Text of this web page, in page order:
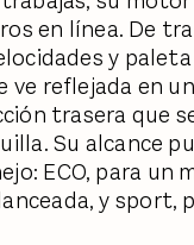
en línea. De
y
reflejada en
trasera que
Su alcance
ECO, para un
y sport,